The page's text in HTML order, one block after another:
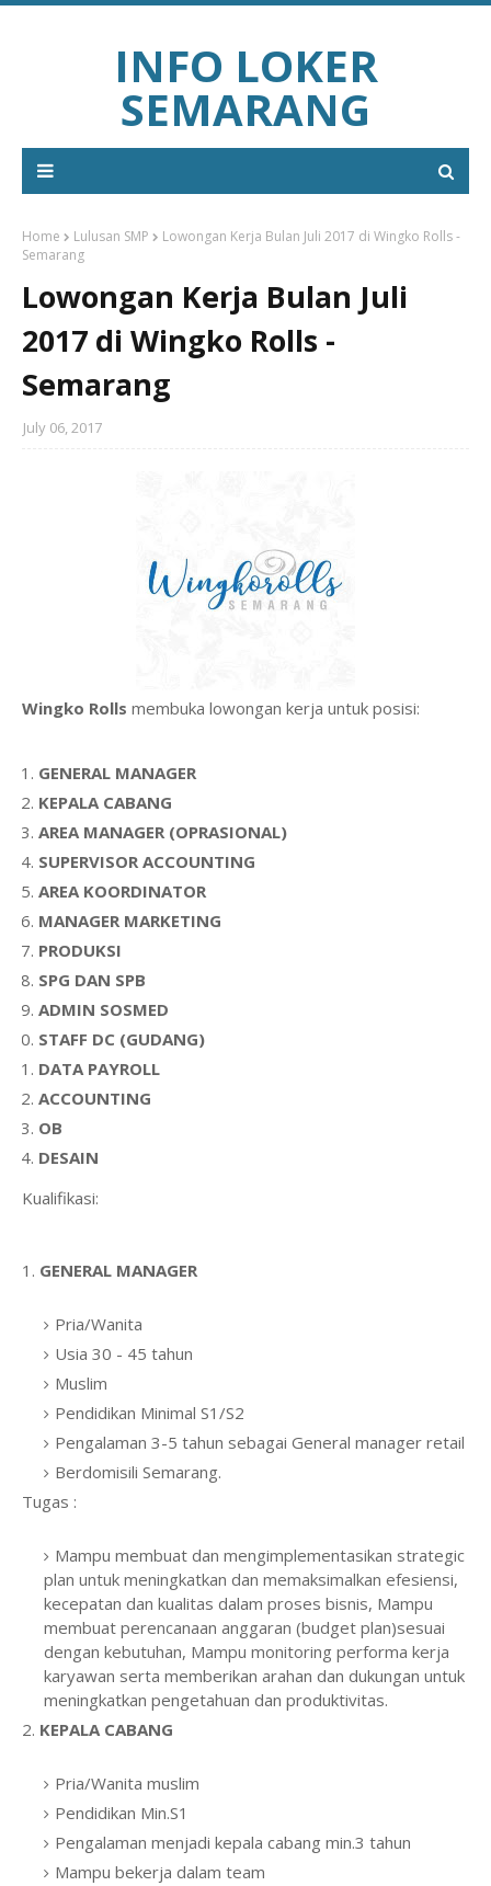
INFO LOKER
SEMARANG
Home Lulusan SMP
Lowongan Kerja Bulan Juli 2017 di Wingko Rolls -
Semarang
Lowongan Kerja Bulan Juli
2017 di Wingko Rolls -
Semarang
July 06, 2017
Wingko Rolls membuka lowongan kerja untuk posisi:
GENERAL MANAGER
KEPALA CABANG
AREA MANAGER (OPRASIONAL)
SUPERVISOR ACCOUNTING
AREA KOORDINATOR
MANAGER MARKETING
PRODUKSI
SPG DAN SPB
ADMIN SOSMED
STAFF DC (GUDANG)
DATA PAYROLL
ACCOUNTING
OB
DESAIN
Kualifikasi:
1. GENERAL MANAGER
Pria/Wanita
Usia 30 - 45 tahun
Muslim
Pendidikan Minimal S1/S2
Pengalaman 3-5 tahun sebagai General manager retail
Berdomisili Semarang.
Tugas :
Mampu membuat dan mengimplementasikan strategic
plan untuk meningkatkan dan memaksimalkan efesiensi,
kecepatan dan kualitas dalam proses bisnis, Mampu
membuat perencanaan anggaran (budget plan)sesuai
dengan kebutuhan, Mampu monitoring performa kerja
karyawan serta memberikan arahan dan dukungan untuk
meningkatkan pengetahuan dan produktivitas.
2. KEPALA CABANG
Pria/Wanita muslim
Pendidikan Min.S1
Pengalaman menjadi kepala cabang min.3 tahun
Mampu bekerja dalam team